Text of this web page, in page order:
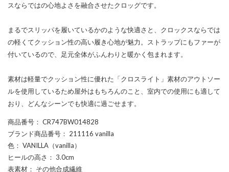
スならではの心地よさを融合させたクロッグです。
まるでスリッパを履いているかのような快適さと、クロックスならでは
の軽くてクッション性の高い履き心地が魅力。ストラップにもファーが
付いているので、足元全体がふんわりと暖かく包まれます。
素材は軽量でクッション性に優れた「クロスライト」素材のアウトソー
ルを使用しているため屋外はもちろんのこと、室内での使用にも適して
おり、どんなシーンでも快適に過ごせます。
商品番号 ： CR747BW014828
ブランド商品番号 ： 211116 vanilla
色 ： VANILLA（vanilla）
ヒールの高さ ： 3.0cm
表素材 ： その他合成繊維